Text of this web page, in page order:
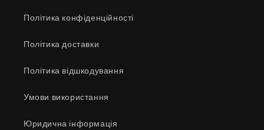
Політика конфіденційності
Політика доставки
Політика відшкодування
Умови використання
Юридична інформація